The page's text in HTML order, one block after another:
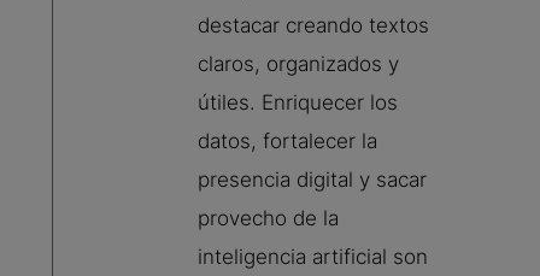
destacar creando textos
claros, organizados y
útiles. Enriquecer los
datos, fortalecer la
presencia digital y sacar
provecho de la
inteligencia artificial son